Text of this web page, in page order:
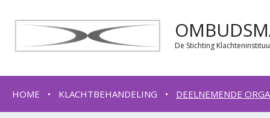
De Stichting
HOME KLACHTBEHANDELING DEELNEMENDE